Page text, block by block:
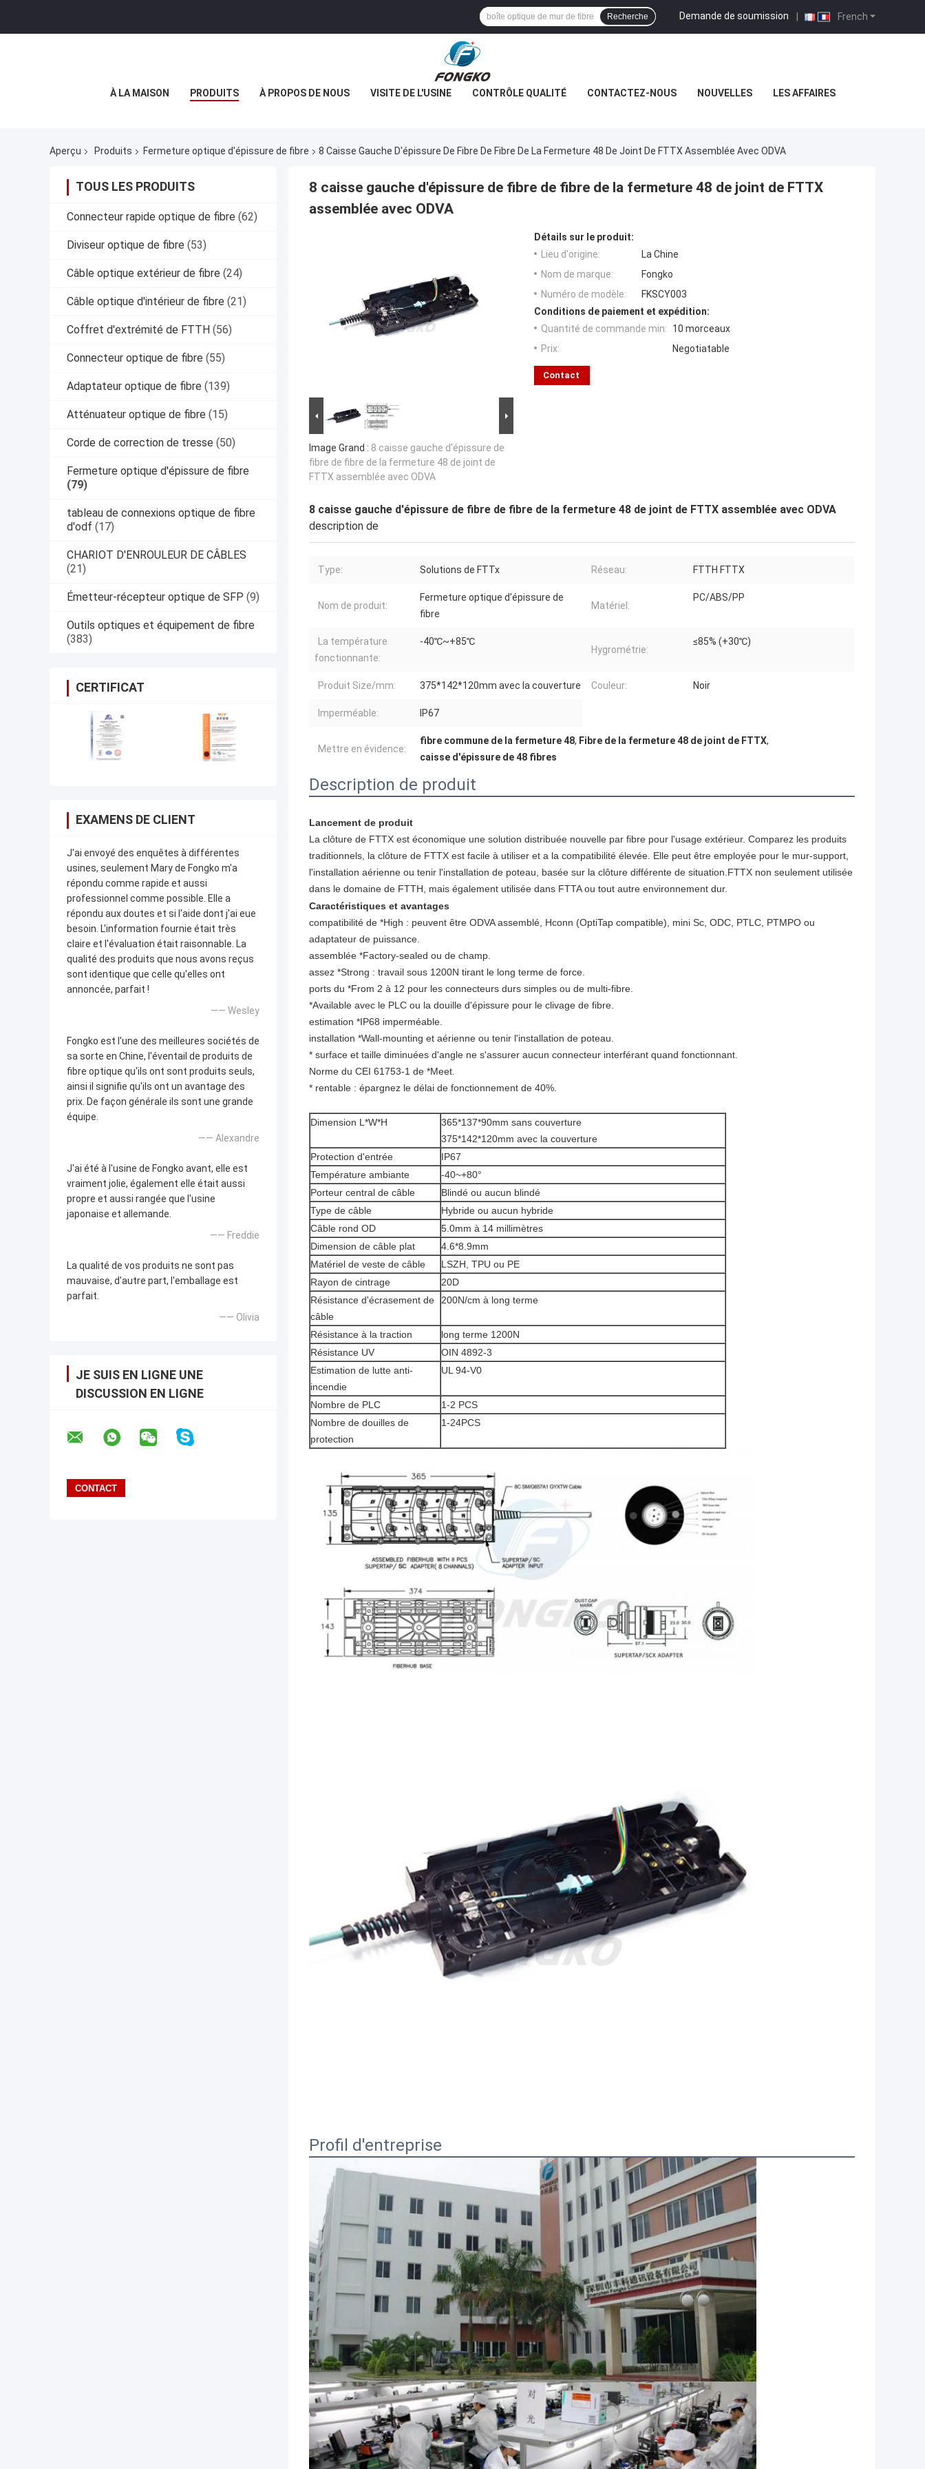
French
Demande de soumission |
Recherche
À LA MAISON PRODUITS À PROPOS DE NOUS VISITE DE L'USINE CONTRÔLE QUALITÉ CONTACTEZ-NOUS NOUVELLES LES AFFAIRES
Aperçu Produits Fermeture optique d'épissure de fibre 8 Caisse Gauche D'épissure De Fibre De Fibre De La Fermeture 48 De Joint De FTTX Assemblée Avec ODVA
TOUS LES PRODUITS
Connecteur rapide optique de fibre (62)
Diviseur optique de fibre (53)
Câble optique extérieur de fibre (24)
Câble optique d'intérieur de fibre (21)
Coffret d'extrémité de FTTH (56)
Connecteur optique de fibre (55)
Adaptateur optique de fibre (139)
Atténuateur optique de fibre (15)
Corde de correction de tresse (50)
Fermeture optique d'épissure de fibre
(79)
tableau de connexions optique de fibre
d'odf (17)
CHARIOT D'ENROULEUR DE CÂBLES
(21)
Émetteur-récepteur optique de SFP (9)
Outils optiques et équipement de fibre
(383)
CERTIFICAT
EXAMENS DE CLIENT
J'ai envoyé des enquêtes à différentes
usines, seulement Mary de Fongko m'a
répondu comme rapide et aussi
professionnel comme possible. Elle a
répondu aux doutes et si l'aide dont j'ai eue
besoin. L'information fournie était très
claire et l'évaluation était raisonnable. La
qualité des produits que nous avons reçus
sont identique que celle qu'elles ont
annoncée, parfait !
—— Wesley
Fongko est l'une des meilleures sociétés de
sa sorte en Chine, l'éventail de produits de
fibre optique qu'ils ont sont produits seuls,
ainsi il signifie qu'ils ont un avantage des
prix. De façon générale ils sont une grande
équipe.
—— Alexandre
J'ai été à l'usine de Fongko avant, elle est
vraiment jolie, également elle était aussi
propre et aussi rangée que l'usine
japonaise et allemande.
—— Freddie
La qualité de vos produits ne sont pas
mauvaise, d'autre part, l'emballage est
parfait.
—— Olivia
JE SUIS EN LIGNE UNE
DISCUSSION EN LIGNE
8 caisse gauche d'épissure de fibre de fibre de la fermeture 48 de joint de FTTX
assemblée avec ODVA
Image Grand : 8 caisse gauche d'épissure de
fibre de fibre de la fermeture 48 de joint de
FTTX assemblée avec ODVA
Détails sur le produit:
Lieu d'origine:
La Chine
Nom de marque:
Fongko
Numéro de modèle:
FKSCY003
Conditions de paiement et expédition:
Quantité de commande min:
10 morceaux
Prix:
Negotiatable
Contact
8 caisse gauche d'épissure de fibre de fibre de la fermeture 48 de joint de FTTX assemblée avec ODVA
description de
Type: Solutions de FTTx Réseau: FTTH FTTX
Nom de produit:
Fermeture optique d'épissure de
fibre
Matériel:
PC/ABS/PP
La température
fonctionnante:
-40℃~+85℃
Hygrométrie:
≤85% (+30℃)
Produit Size/mm: 375*142*120mm avec la couverture Couleur: Noir
Imperméable: IP67
Mettre en évidence:
fibre commune de la fermeture 48, Fibre de la fermeture 48 de joint de FTTX,
caisse d'épissure de 48 fibres
Description de produit
Lancement de produit
La clôture de FTTX est économique une solution distribuée nouvelle par fibre pour l'usage extérieur. Comparez les produits
traditionnels, la clôture de FTTX est facile à utiliser et a la compatibilité élevée. Elle peut être employée pour le mur-support,
l'installation aérienne ou tenir l'installation de poteau, basée sur la clôture différente de situation.FTTX non seulement utilisée
dans le domaine de FTTH, mais également utilisée dans FTTA ou tout autre environnement dur.
Caractéristiques et avantages
compatibilité de *High : peuvent être ODVA assemblé, Hconn (OptiTap compatible), mini Sc, ODC, PTLC, PTMPO ou
adaptateur de puissance.
assemblée *Factory-sealed ou de champ.
assez *Strong : travail sous 1200N tirant le long terme de force.
ports du *From 2 à 12 pour les connecteurs durs simples ou de multi-fibre.
*Available avec le PLC ou la douille d'épissure pour le clivage de fibre.
estimation *IP68 imperméable.
installation *Wall-mounting et aérienne ou tenir l'installation de poteau.
* surface et taille diminuées d'angle ne s'assurer aucun connecteur interférant quand fonctionnant.
Norme du CEI 61753-1 de *Meet.
* rentable : épargnez le délai de fonctionnement de 40%.
Dimension L*W*H
365*137*90mm sans couverture
375*142*120mm avec la couverture
Protection d'entrée
IP67
Température ambiante
-40~+80°
Porteur central de câble
Blindé ou aucun blindé
Type de câble
Hybride ou aucun hybride
Câble rond OD
5.0mm à 14 millimètres
Dimension de câble plat
4.6*8.9mm
Matériel de veste de câble
LSZH, TPU ou PE
Rayon de cintrage
20D
Résistance d'écrasement de
câble
200N/cm à long terme
Résistance à la traction
long terme 1200N
Résistance UV
OIN 4892-3
Estimation de lutte anti-
incendie
UL 94-V0
Nombre de PLC
1-2 PCS
Nombre de douilles de
protection
1-24PCS
Profil d'entreprise